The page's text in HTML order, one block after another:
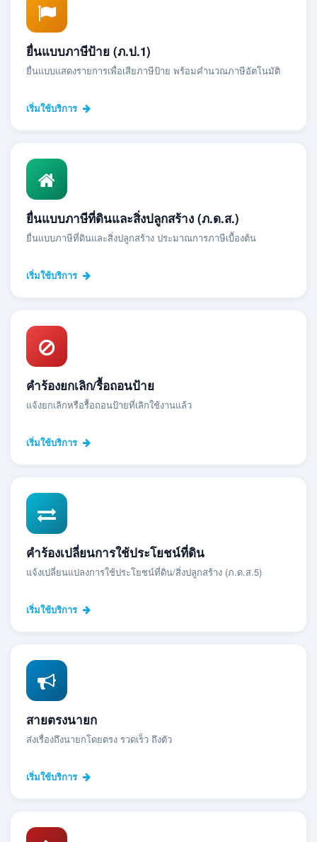
ยื่นแบบภาษีป้าย (ภ.ป.1)
ยื่นแบบแสดงรายการเพื่อเสียภาษีป้าย พร้อมคำนวณภาษีอัตโนมัติ
เริ่มใช้บริการ
ยื่นแบบภาษีที่ดินและสิ่งปลูกสร้าง (ภ.ด.ส.)
ยื่นแบบภาษีที่ดินและสิ่งปลูกสร้าง ประมาณการภาษีเบื้องต้น
เริ่มใช้บริการ
คำร้องยกเลิก/รื้อถอนป้าย
แจ้งยกเลิกหรือรื้อถอนป้ายที่เลิกใช้งานแล้ว
เริ่มใช้บริการ
คำร้องเปลี่ยนการใช้ประโยชน์ที่ดิน
แจ้งเปลี่ยนแปลงการใช้ประโยชน์ที่ดิน/สิ่งปลูกสร้าง (ภ.ด.ส.5)
เริ่มใช้บริการ
สายตรงนายก
ส่งเรื่องถึงนายกโดยตรง รวดเร็ว ถึงตัว
เริ่มใช้บริการ